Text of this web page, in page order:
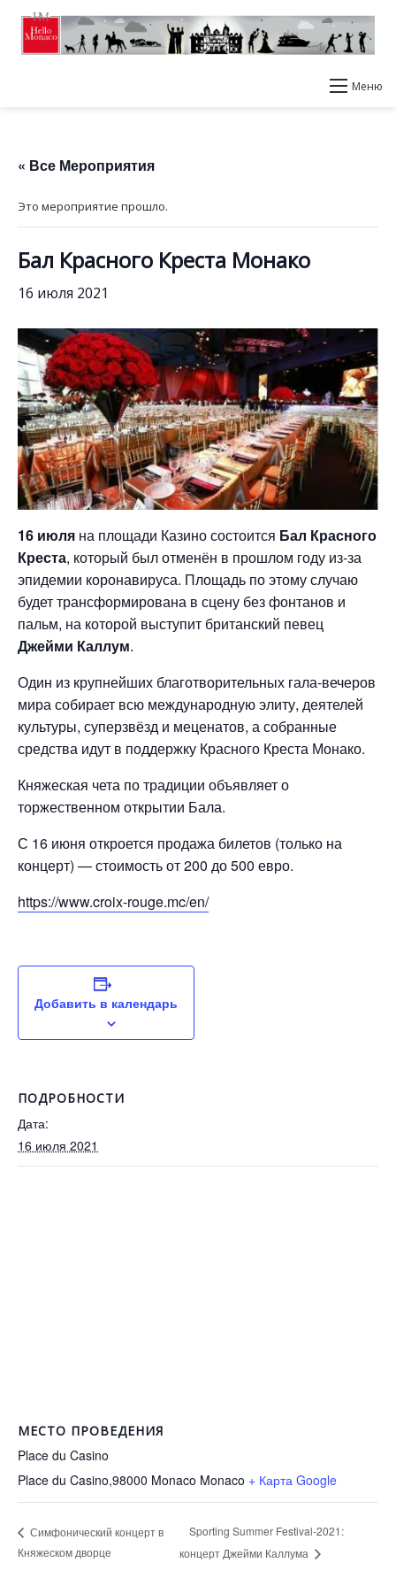
Меню
« Все Мероприятия
Это мероприятие прошло.
Бал Красного Креста Монако
16 июля 2021
16 июля на площади Казино состоится Бал Красного
Креста, который был отменён в прошлом году из-за
эпидемии коронавируса. Площадь по этому случаю
будет трансформирована в сцену без фонтанов и
пальм, на которой выступит британский певец
Джейми Каллум.
Один из крупнейших благотворительных гала-вечеров
мира собирает всю международную элиту, деятелей
культуры, суперзвёзд и меценатов, а собранные
средства идут в поддержку Красного Креста Монако.
Княжеская чета по традиции объявляет о
торжественном открытии Бала.
С 16 июня откроется продажа билетов (только на
концерт) — стоимость от 200 до 500 евро.
https://www.croix-rouge.mc/en/
Добавить в календарь
ПОДРОБНОСТИ
Дата:
16 июля 2021
МЕСТО ПРОВЕДЕНИЯ
Place du Casino
Place du Casino,98000 Monaco Monaco + Карта Google
Симфонический концерт в
Княжеском дворце
Sporting Summer Festival-2021:
концерт Джейми Каллума